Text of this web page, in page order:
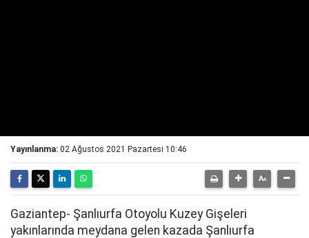
Yayınlanma: 02 Ağustos 2021 Pazartesi 10:46
Gaziantep- Şanlıurfa Otoyolu Kuzey Gişeleri
yakınlarında meydana gelen kazada Şanlıurfa